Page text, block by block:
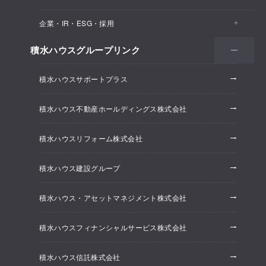
保育所・教育支援施設
オフィス・事務所
建築実例
オフィス系開発事業
ホテル系開発事業
大規模開発事業
賃貸マンション開発事業
企業・IR・ESG・採用
会社情報
株主・投資家情報
ESG経営
研究開発
採用情報
ニュースリリース
積水ハウスグループリンク
積水ハウスサポートプラス
積水ハウス不動産ホールディングス株式会社
積水ハウスリフォーム株式会社
積水ハウス建設グループ
積水ハウス・アセットマネジメント株式会社
積水ハウスフィナンシャルサービス株式会社
積水ハウス信託株式会社